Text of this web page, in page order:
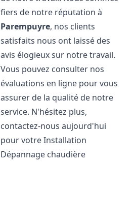
fiers de notre réputation à
Parempuyre, nos clients
satisfaits nous ont laissé des
avis élogieux sur notre travail.
Vous pouvez consulter nos
évaluations en ligne pour vous
assurer de la qualité de notre
service. N'hésitez plus,
contactez-nous aujourd'hui
pour votre Installation
Dépannage chaudière